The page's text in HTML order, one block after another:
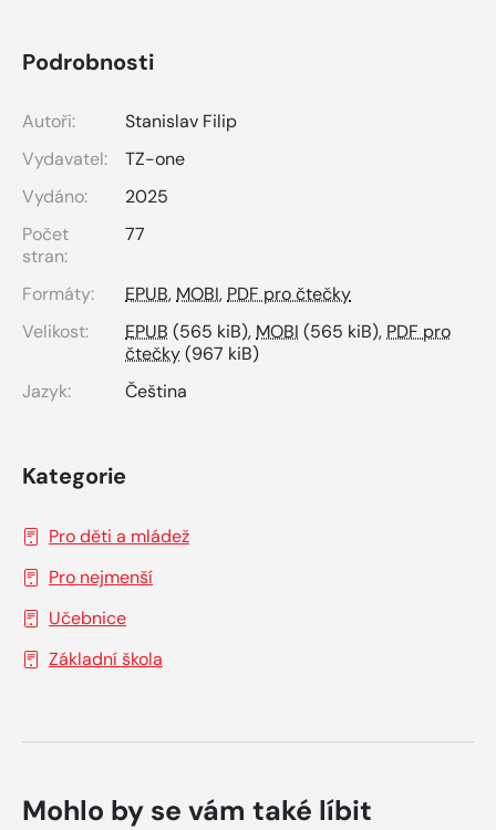
Podrobnosti
Autoři:
Stanislav Filip
Vydavatel:
TZ-one
Vydáno:
2025
Počet
stran:
77
Formáty: EPUB, MOBI, PDF pro čtečky
Velikost:
EPUB (565 kiB), MOBI (565 kiB), PDF pro
čtečky(967 kiB)
Jazyk:
Čeština
Kategorie
Pro děti a mládež
Pro nejmenší
Učebnice
Základní škola
Mohlo by se vám také líbit